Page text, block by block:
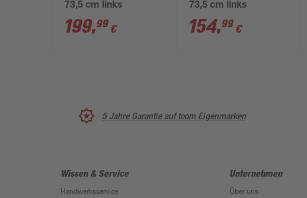
73,5 cm links
199,99 €
73,5 cm links
154,99 €
5 Jahre Garantie auf toom Eigenmarken
Wissen & Service
Handwerksservice
Unternehmen
Über uns